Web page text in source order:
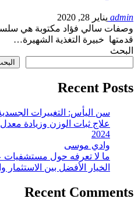
admin يناير 28, 2020
وصفات سالي فؤاد مكتوبة هي
قدمتها خبيرة التغذية الشهيرة…
البحث
Recent Posts
سن اليأس: التغييرات
علاج ثبات الوزن وزيادة
2024
وادي موسى
ما لا تعرفه حول مستشفيات
الخيار الأفضل بين الاستثمار
Recent Comments